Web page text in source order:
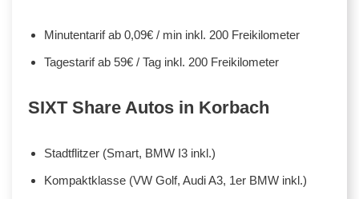
Minutentarif ab 0,09€ / min inkl. 200 Freikilometer
Tagestarif ab 59€ / Tag inkl. 200 Freikilometer
SIXT Share Autos in Korbach
Stadtflitzer (Smart, BMW I3 inkl.)
Kompaktklasse (VW Golf, Audi A3, 1er BMW inkl.)